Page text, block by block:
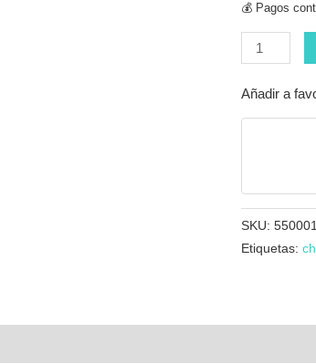
💰 Pagos
Llavero
en
acrílico
con
cantidad
Añadir a
SKU:
Etiquetas: